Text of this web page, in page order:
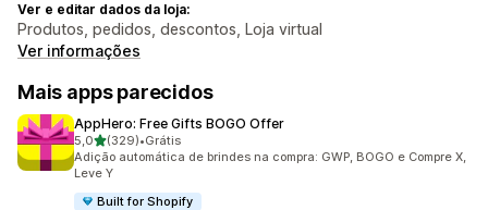
Ver e editar dados da loja:
Produtos, pedidos, descontos, Loja virtual
Ver informações
Mais apps parecidos
AppHero: Free Gifts BOGO Offer
5,0de 5 estrelas
(329)
329 avaliações ao todo
•Grátis
Adição automática de brindes na compra: GWP, BOGO e Compre X,
Leve Y
Built for Shopify